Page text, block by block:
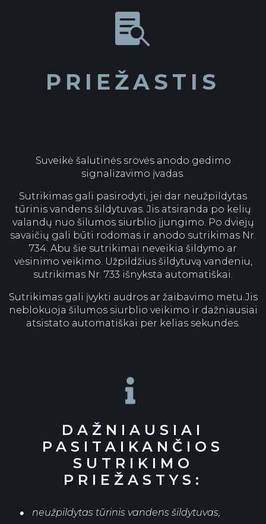

PRIEŽASTIS
Suveikė šalutinės srovės anodo gedimo
signalizavimo įvadas.
Sutrikimas gali pasirodyti, jei dar neužpildytas
tūrinis vandens šildytuvas. Jis atsiranda po kelių
valandų nuo šilumos siurblio įjungimo. Po dviejų
savaičių gali būti rodomas ir anodo sutrikimas Nr.
734. Abu šie sutrikimai neveikia šildymo ar
vėsinimo veikimo. Užpildžius šildytuvą vandeniu,
sutrikimas Nr. 733 išnyksta automatiškai.
Sutrikimas gali įvykti audros ar žaibavimo metu.Jis
neblokuoja šilumos siurblio veikimo ir dažniausiai
atsistato automatiškai per kelias sekundes.

DAŽNIAUSIAI
PASITAIKANČIOS
SUTRIKIMO
PRIEŽASTYS:
neužpildytas tūrinis vandens šildytuvas,